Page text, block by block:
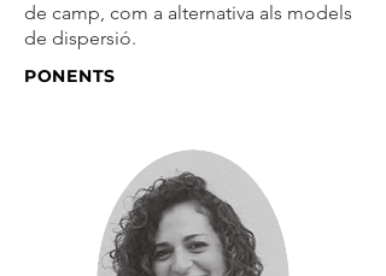
de camp, com a alternativa als models
de dispersió.
PONENTS